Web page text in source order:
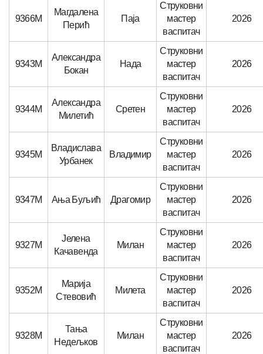
9366М
Магдалена
Перић
Паја
Струковни
мастер
васпитач
2026
9343М
Александра
Бокан
Нада
Струковни
мастер
васпитач
2026
9344М
Александра
Милетић
Сретен
Струковни
мастер
васпитач
2026
9345М
Владислава
Урбанек
Владимир
Струковни
мастер
васпитач
2026
9347М Ања Буљић Драгомир
Струковни
мастер
васпитач
2026
9327М
Јелена
Качавенда
Милан
Струковни
мастер
васпитач
2026
9352М
Марија
Стевовић
Милета
Струковни
мастер
васпитач
2026
9328М
Тања
Недељков
Милан
Струковни
мастер
васпитач
2026